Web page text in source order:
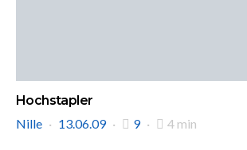
Hochstapler
Nille
13.06.09 9 4 min